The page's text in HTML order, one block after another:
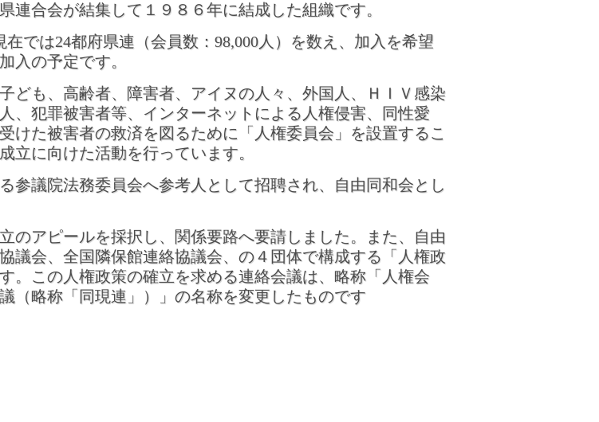
連合会が結集して１９８６年に結成した組織です。
では24都府県連（会員数：98,000人）を数え、加入を希望
入の予定です。
ども、高齢者、障害者、アイヌの人々、外国人、ＨＩＶ感染
、犯罪被害者等、インターネットによる人権侵害、同性愛
けた被害者の救済を図るために「人権委員会」を設置するこ
立に向けた活動を行っています。
参議院法務委員会へ参考人として招聘され、自由同和会とし
のアピールを採択し、関係要路へ要請しました。また、自由
議会、全国隣保館連絡協議会、の４団体で構成する「人権政
。この人権政策の確立を求める連絡会議は、略称「人権会
（略称「同現連」）」の名称を変更したものです